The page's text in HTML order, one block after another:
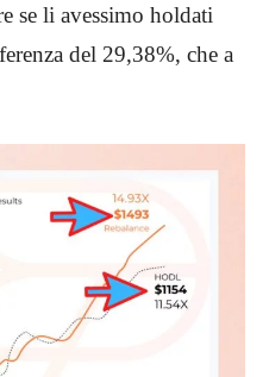
se li avessimo holdati
del 29,38%, che a